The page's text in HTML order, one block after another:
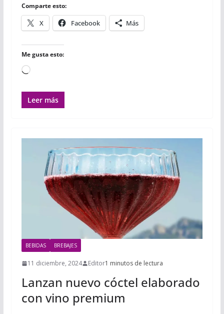
Comparte esto:
X Facebook Más
Me gusta esto:
Cargando...
Leer más
BEBIDAS BREBAJES
11 diciembre, 2024 Editor1 minutos de lectura
Lanzan nuevo cóctel elaborado
con vino premium